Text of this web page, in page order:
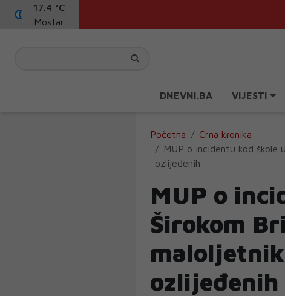
17.4 °C
Mostar
DNEVNI.BA VIJESTI
Početna
Crna kronika
MUP o incidentu kod škole
ozlijeđenih
MUP o
Širokom
ozlijeđenih